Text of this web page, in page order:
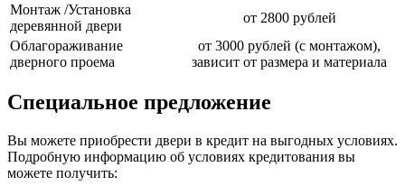
Монтаж /Установка
деревянной двери
от 2800 рублей
Облагораживание
дверного проема
от 3000 рублей (с монтажом),
зависит от размера и материала
Специальное предложение
Вы можете приобрести двери в кредит на выгодных условиях.
Подробную информацию об условиях кредитования вы
можете получить: